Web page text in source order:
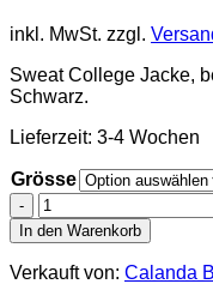
inkl. MwSt. zzgl.
Sweat College Jacke,
Schwarz.
Lieferzeit: 3-4 Wochen
Grösse
Calanda
Broncos
Sweat
College
In den Warenkorb
Verkauft von: Calanda